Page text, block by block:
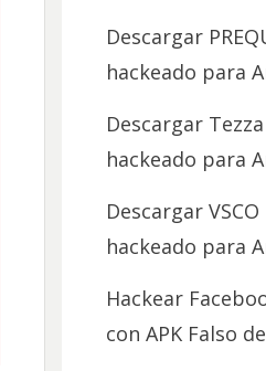
Descargar
hackeado para
Descargar
hackeado para
Descargar
hackeado para
Hackear
con APK Falso